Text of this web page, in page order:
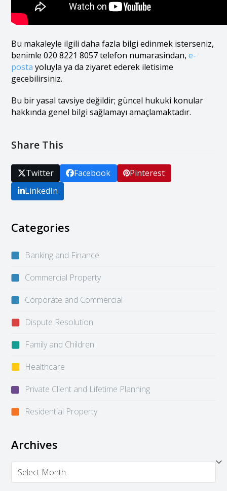
Bu makaleyle ilgili daha fazla bilgi edinmek isterseniz,
benimle 020 8221 8057 telefon numarasindan,e-
posta yoluyla ya da ziyaret ederek iletisime
gecebilirsiniz.
Bu bir yasal tavsiye değildir; güncel hukuki konular
hakkında genel bilgi sağlamayı amaçlamaktadır.
Share This
Twitter Facebook
Pinterest
LinkedIn
Categories
Banking and Finance
Commercial Property
Corporate and Commercial
Dispute Resolution
Family and Children
Healthcare
Private Client and Lifetime Planning
Residential Property
Archives
Archives